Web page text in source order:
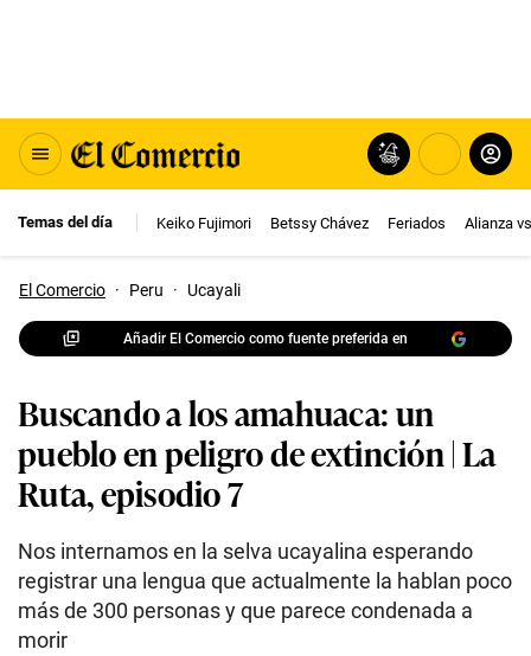
Temas del día Keiko Fujimori Betssy Chávez Feriados Alianza
El Comercio · Peru · Ucayali
Añadir El Comercio como fuente preferida en
Buscando a los amahuaca: un
pueblo en peligro de extinción | La
Ruta, episodio 7
Nos internamos en la selva ucayalina esperando
registrar una lengua que actualmente la hablan poco
más de 300 personas y que parece condenada a
morir